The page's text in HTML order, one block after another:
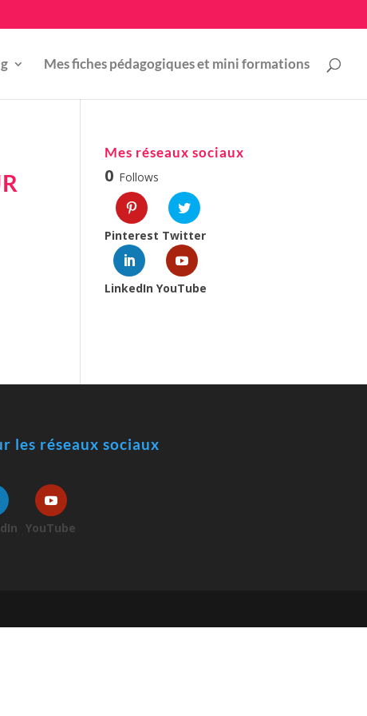
Mes fiches pédagogiques et mini formations
Mes réseaux sociaux
0 Follows
Pinterest Twitter
LinkedIn YouTube
les réseaux sociaux
YouTube